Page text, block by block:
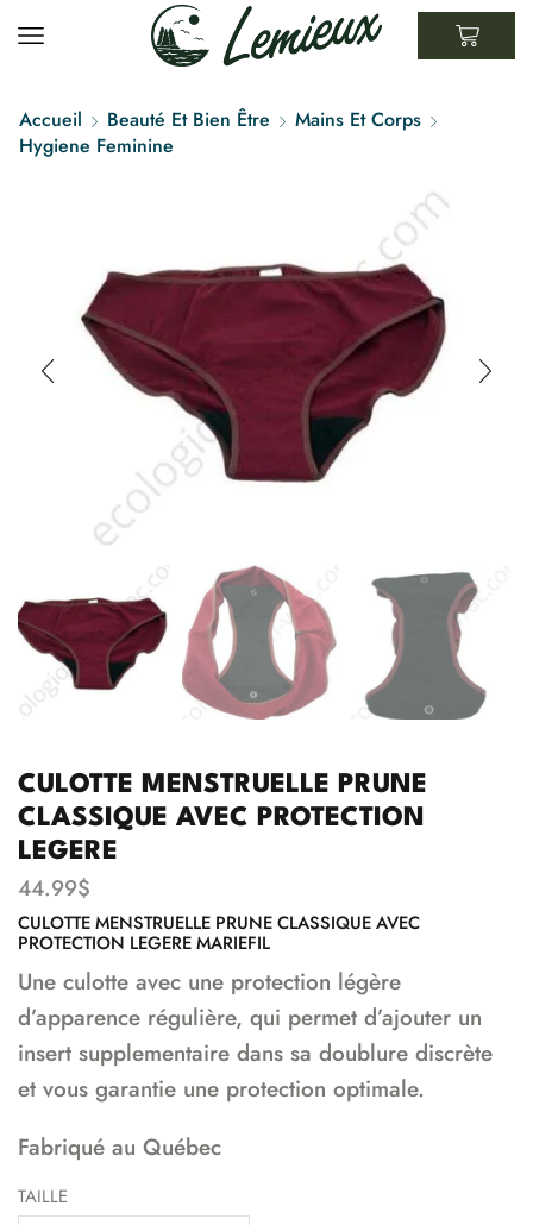
Accueil Beauté Et Bien Être
Mains Et Corps
Hygiene Feminine
CULOTTE MENSTRUELLE PRUNE
CLASSIQUE AVEC PROTECTION
LEGERE
44.99$
CULOTTE MENSTRUELLE PRUNE CLASSIQUE AVEC
PROTECTION LEGERE MARIEFIL
Une culotte avec une protection légère
d’apparence régulière, qui permet d’ajouter un
insert supplementaire dans sa doublure discrète
et vous garantie une protection optimale.
Fabriqué au Québec
TAILLE